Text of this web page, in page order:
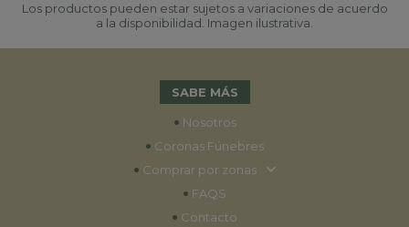
Los productos pueden estar sujetos a variaciones de acuerdo
a la disponibilidad. Imagen ilustrativa.
SABE MÁS
• Nosotros
• Coronas Fúnebres
• Comprar por zonas
• FAQS
• Contacto